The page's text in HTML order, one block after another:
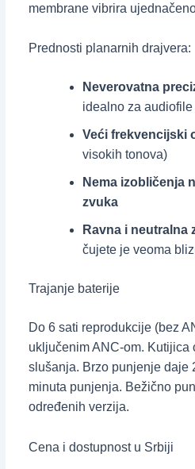
membrane vibrira
Prednosti planarnih drajvera:
Neverovatna
idealno za audiofile
Veći frekvencijski
visokih tonova)
Nema izobličenja
zvuka
Ravna i neutralna
čujete je veoma
Trajanje baterije
Do 6 sati reprodukcije (bez
uključenim ANC-om. Kutijica
slušanja. Brzo punjenje daje
minuta punjenja. Bežično
određenih verzija.
Cena i dostupnost u Srbiji